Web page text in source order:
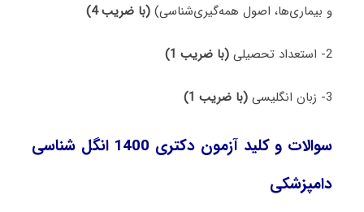
و بیماری‌ها، اصول همه‌گیری‌شناسی) (با ضریب 4)
2- استعداد تحصیلی (با ضریب 1)
3- زبان انگلیسی (با ضریب 1)
سوالات و کلید آزمون دکتری 1400 انگل‌ شناسی
دامپزشکی